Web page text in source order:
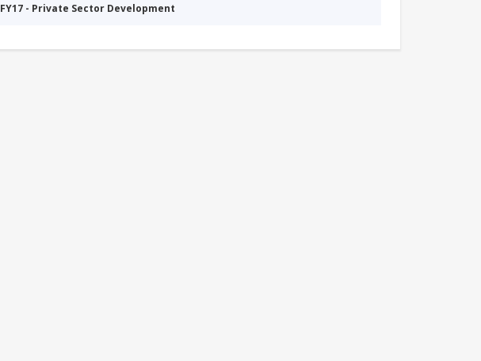
FY17 - Private Sector Development